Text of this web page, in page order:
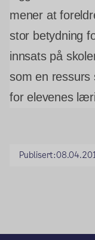
mener at
stor betydning
innsats på
som en ressurs
for elevenes
Publisert: